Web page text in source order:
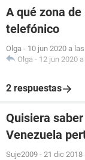
A qué zona
telefónico
Olga - 10 jun 2020 a
Olga - 12 jun 2020
2 respuestas
Quisiera
Venezuela
Suje2009 - 21 dic 2018